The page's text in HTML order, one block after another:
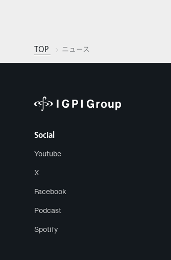
TOP ニュース
Social
Youtube
X
Facebook
Podcast
Spotify